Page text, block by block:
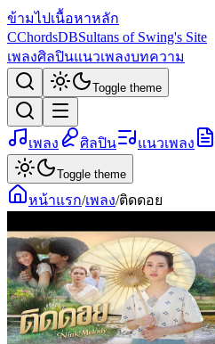
ข้ามไปเนื้อหาหลัก
CChordsDBSultans of Swing's Site
เพลงศิลปินแนวเพลงบทความ
Toggle theme
เพลง ศิลปิน แนวเพลง
Toggle theme
หน้าแรก/เพลง/ติดดอย